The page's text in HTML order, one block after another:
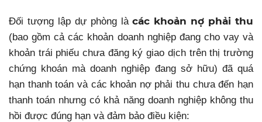
Đối tượng lập dự phòng làcác khoản nợ phải thu
(bao gồm cả các khoản doanh nghiệp đang cho vay và
khoản trái phiếu chưa đăng ký giao dịch trên thị trường
chứng khoán mà doanh nghiệp đang sở hữu) đã quá
hạn thanh toán và các khoản nợ phải thu chưa đến hạn
thanh toán nhưng có khả năng doanh nghiệp không thu
hồi được đúng hạn và đảm bảo điều kiện: